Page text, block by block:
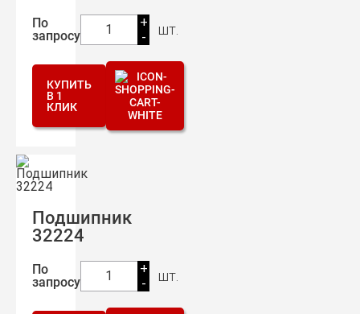
По
запросу
1
+
-
шт.
КУПИТЬ
В 1
КЛИК
Подшипник
32224
По
запросу
1
+
-
шт.